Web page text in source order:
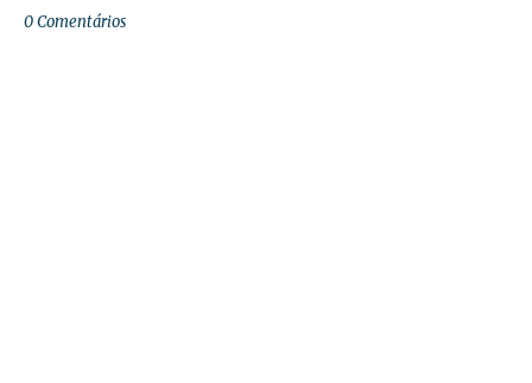
0 Comentários